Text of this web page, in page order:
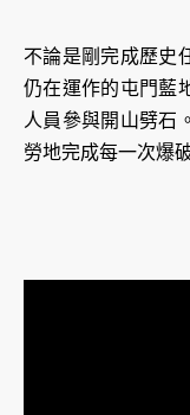
不論是剛完成歷史
仍在運作的屯門藍
人員參與開山劈石
勞地完成每一次爆